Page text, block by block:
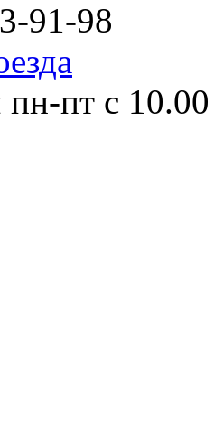
91-98
пн-пт с